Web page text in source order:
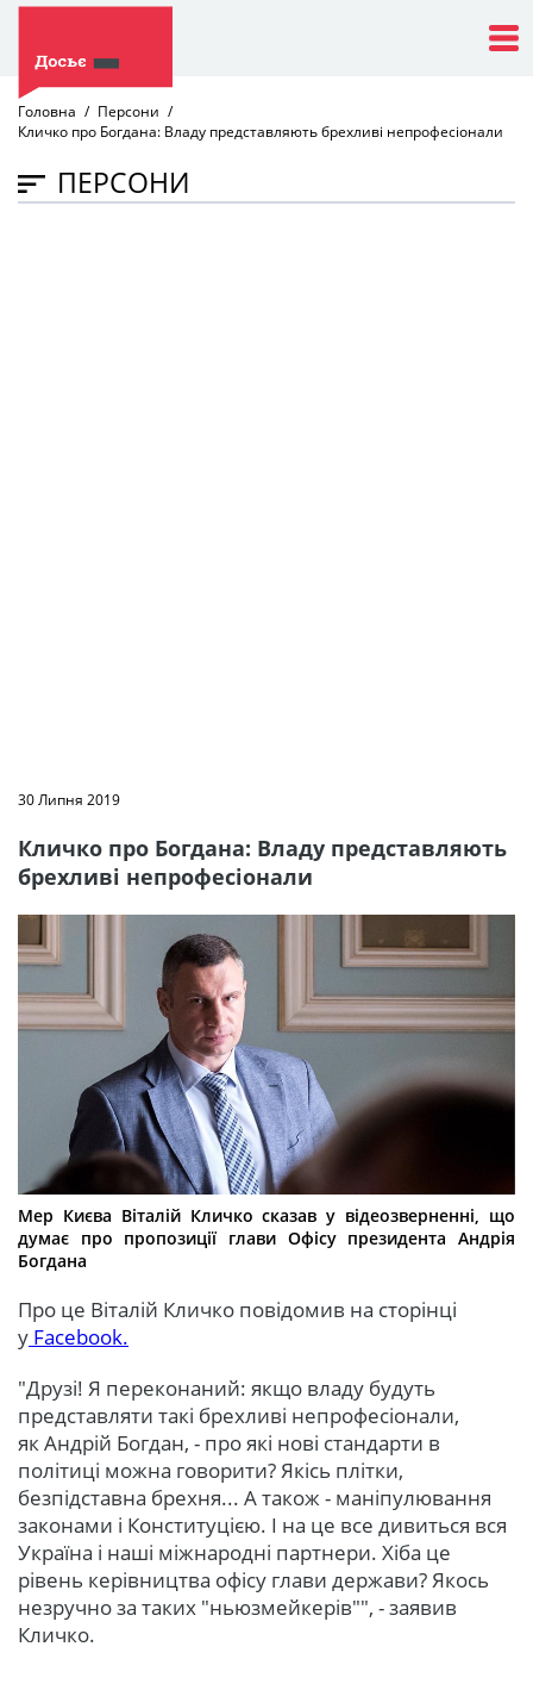
Головна
Персони
Кличко про Богдана: Владу представляють брехливі непрофесіонали
ПЕРСОНИ
30 Липня 2019
Кличко про Богдана: Владу представляють
брехливі непрофесіонали
Мер Києва Віталій Кличко сказав у відеозверненні, що
думає про пропозиції глави Офісу президента Андрія
Богдана
Про це Віталій Кличко повідомив на сторінці
у Facebook.
"Друзі! Я переконаний: якщо владу будуть
представляти такі брехливі непрофесіонали,
як Андрій Богдан, - про які нові стандарти в
політиці можна говорити? Якісь плітки,
безпідставна брехня... А також - маніпулювання
законами і Конституцією. І на це все дивиться вся
Україна і наші міжнародні партнери. Хіба це
рівень керівництва офісу глави держави? Якось
незручно за таких "ньюзмейкерів"", - заявив
Кличко.